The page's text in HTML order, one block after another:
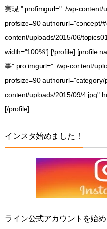
実現 " profimgurl="../wp-content/
profsize=90 authorurl="concept/
content/uploads/2015/06/
width="100%"] [/profile] [profile
事" profimgurl="../wp-content/
profsize=90
content/uploads/2015/09/4.jpg"
[/profile]
インスタ始めました！
ライン公式アカウントを始